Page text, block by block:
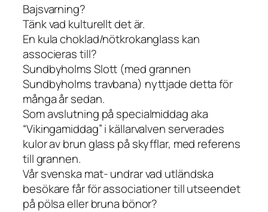
Bajsvarning?
Tänk vad kulturellt det är.
En kula choklad/nötkrokanglass kan
associeras till?
Sundbyholms Slott (med grannen
Sundbyholms travbana) nyttjade detta för
många år sedan.
Som avslutning på specialmiddag aka
“Vikingamiddag” i källarvalven serverades
kulor av brun glass på skyfflar, med referens
till grannen.
Vår svenska mat- undrar vad utländska
besökare får för associationer till utseendet
på pölsa eller bruna bönor?